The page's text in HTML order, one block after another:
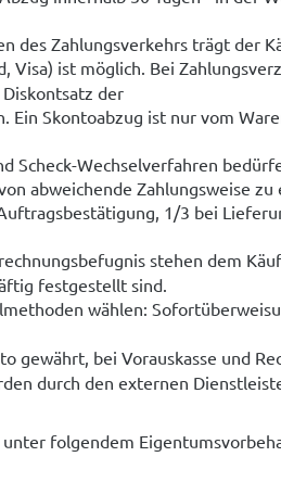
des Zahlungsverkehrs trägt der
Visa) ist möglich. Bei
der
Ein Skontoabzug ist nur vom
Scheck-Wechselverfahren
abweichende Zahlungsweise
1/3 bei
stehen dem
festgestellt sind.
wählen:
gewährt, bei Vorauskasse und
durch den externen
folgendem